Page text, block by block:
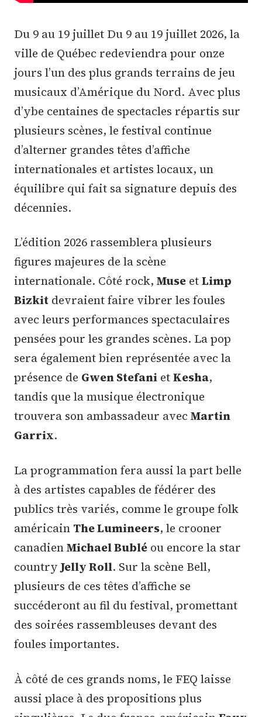
Du 9 au 19 juillet Du 9 au 19 juillet 2026, la
ville de Québec redeviendra pour onze
jours l’un des plus grands terrains de jeu
musicaux d’Amérique du Nord. Avec plus
d’ybe centaines de spectacles répartis sur
plusieurs scènes, le festival continue
d’alterner grandes têtes d’affiche
internationales et artistes locaux, un
équilibre qui fait sa signature depuis des
décennies.
L’édition 2026 rassemblera plusieurs
figures majeures de la scène
internationale. Côté rock, Muse etLimp
Bizkit devraient faire vibrer les foules
avec leurs performances spectaculaires
pensées pour les grandes scènes. La pop
sera également bien représentée avec la
présence de Gwen Stefani etKesha,
tandis que la musique électronique
trouvera son ambassadeur avecMartin
Garrix.
La programmation fera aussi la part belle
à des artistes capables de fédérer des
publics très variés, comme le groupe folk
américain The Lumineers, le crooner
canadienMichael Bublé ou encore la star
country Jelly Roll. Sur la scène Bell,
plusieurs de ces têtes d’affiche se
succéderont au fil du festival, promettant
des soirées rassembleuses devant des
foules importantes.
À côté de ces grands noms, le FEQ laisse
aussi place à des propositions plus